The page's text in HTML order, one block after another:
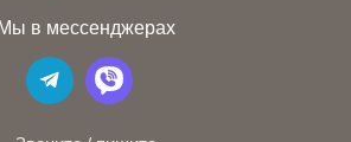
в мессенджерах